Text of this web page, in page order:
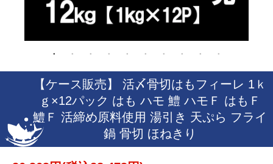
【ケース販売】 活〆骨切はもフィーレ 1ｋ
ｇ×12パック はも ハモ 鱧 ハモＦ はもＦ
鱧Ｆ 活締め原料使用 湯引き 天ぷら フライ
鍋 骨切 ほねきり